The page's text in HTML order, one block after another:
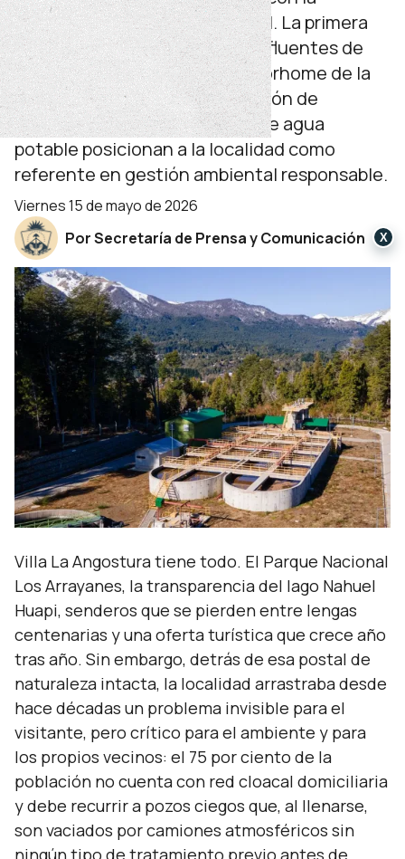
protección del entorno natural. La primera
planta de pretratamiento de efluentes de
camiones atmosféricos y motorhome de la
provincia, sumada la planificación de
extensiones de red cloacal y de agua
potable posicionan a la localidad como
referente en gestión ambiental responsable.
viernes 15 de mayo de 2026
Por Secretaría de Prensa y Comunicación
Villa La Angostura tiene todo. El Parque Nacional
Los Arrayanes, la transparencia del lago Nahuel
Huapi, senderos que se pierden entre lengas
centenarias y una oferta turística que crece año
tras año. Sin embargo, detrás de esa postal de
naturaleza intacta, la localidad arrastraba desde
hace décadas un problema invisible para el
visitante, pero crítico para el ambiente y para
los propios vecinos: el 75 por ciento de la
población no cuenta con red cloacal domiciliaria
y debe recurrir a pozos ciegos que, al llenarse,
son vaciados por camiones atmosféricos sin
ningún tipo de tratamiento previo antes de
X